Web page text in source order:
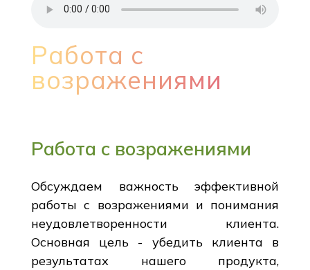
Работа с
возражениями
Работа с возражениями
Обсуждаем важность эффективной
работы с возражениями и понимания
неудовлетворенности клиента.
Основная цель - убедить клиента в
результатах нашего продукта,